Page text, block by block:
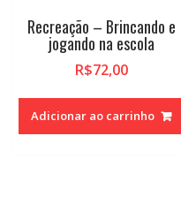
Recreação – Brincando e
jogando na escola
R$72,00
Adicionar ao carrinho